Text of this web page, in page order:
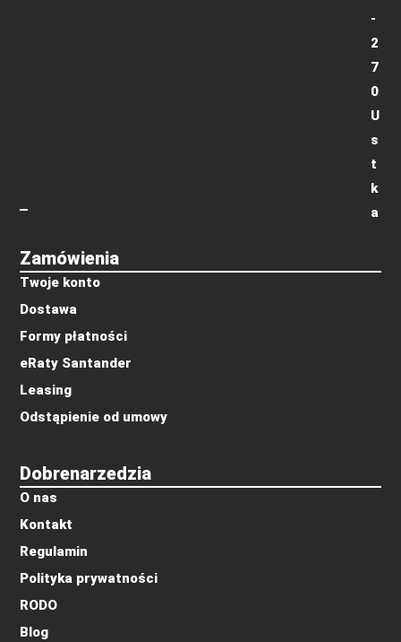
Dobrenarzedzia
O nas
Kontakt
Regulamin
Polityka prywatności
RODO
Blog
Zamówienia
Twoje konto
Dostawa
Formy płatności
eRaty Santander
Leasing
Odstąpienie od umowy
-
2
7
0
U
s
t
k
a